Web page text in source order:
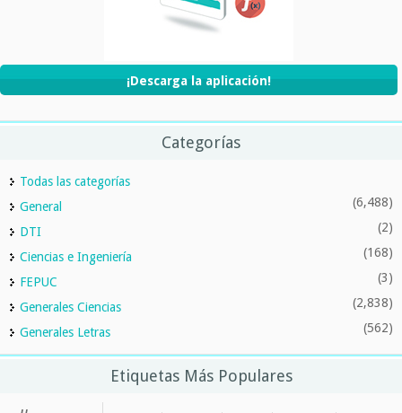
¡Descarga la aplicación!
Categorías
Todas las categorías
General
(6,488)
DTI (2)
Ciencias e Ingeniería (168)
FEPUC (3)
Generales Ciencias (2,838)
Generales Letras (562)
Etiquetas Más Populares